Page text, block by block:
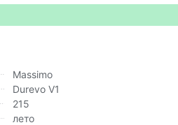
Massimo
Durevo V1
215
лето